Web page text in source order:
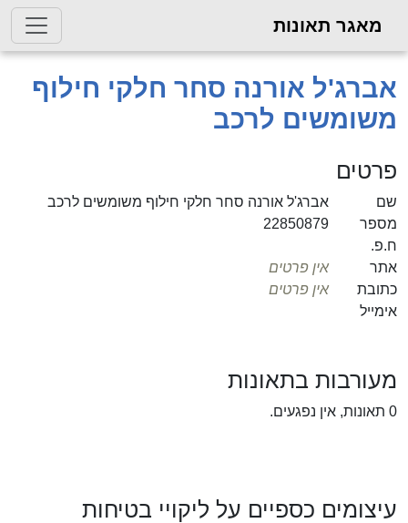
מאגר תאונות
אברג'ל אורנה סחר חלקי חילוף
משומשים לרכב
פרטים
שם
אברג'ל אורנה סחר חלקי חילוף משומשים לרכב
מספר
ח.פ.
22850879
אתר
אין פרטים
כתובת
אימייל
אין פרטים
מעורבות בתאונות
0 תאונות, אין נפגעים.
עיצומים כספיים על ליקויי בטיחות